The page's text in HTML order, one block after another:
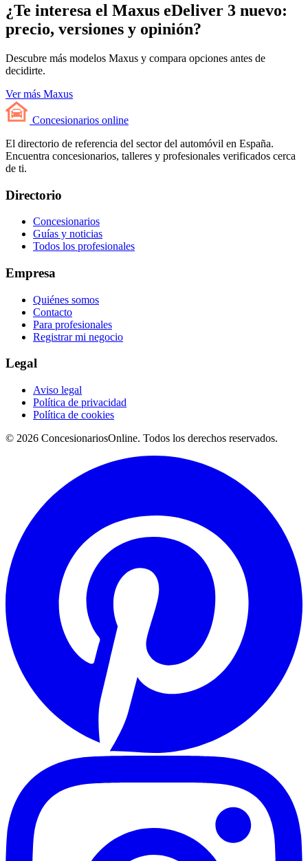
¿Te interesa el Maxus eDeliver 3 nuevo:
precio, versiones y opinión?
Descubre más modelos Maxus y compara opciones antes de
decidirte.
Ver más Maxus
Concesionarios online
El directorio de referencia del sector del automóvil en España.
Encuentra concesionarios, talleres y profesionales verificados cerca
de ti.
Directorio
Concesionarios
Guías y noticias
Todos los profesionales
Empresa
Quiénes somos
Contacto
Para profesionales
Registrar mi negocio
Legal
Aviso legal
Política de privacidad
Política de cookies
© 2026 ConcesionariosOnline. Todos los derechos reservados.